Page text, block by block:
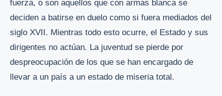
fuerza, o son aquellos que con armas blanca se
deciden a batirse en duelo como si fuera mediados del
siglo XVII. Mientras todo esto ocurre, el Estado y sus
dirigentes no actúan. La juventud se pierde por
despreocupación de los que se han encargado de
llevar a un país a un estado de miseria total.